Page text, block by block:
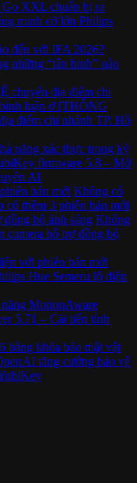
XXL chuẩn bị ra
minh cỡ lớn Philips
đến với IFA 2026?
những “tân binh” nào
chuyển địa điểm chi
luận ở [THÔNG
điểm chi nhánh TP. Hồ
năng xác thực trong kỷ
firmware 5.8 – Mở
AI
bản mới Không có
có thêm 3 phiên bản mới
bộ ánh sáng Không
camera hỗ trợ đồng bộ
với phiên bản mới
Hue Semeru lộ diện
MotionAware
5.71 – Cải tiến tính
bằng khóa bảo mật vật
tăng cường bảo vệ